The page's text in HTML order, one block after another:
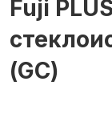
Fuji
(GC)